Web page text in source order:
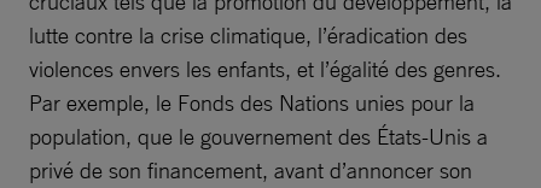
lutte contre la crise climatique, l’éradication des
violences envers les enfants, et l’égalité des genres.
Par exemple, le Fonds des Nations unies pour la
population, que le gouvernement des États-Unis a
privé de son financement, avant d’annoncer son